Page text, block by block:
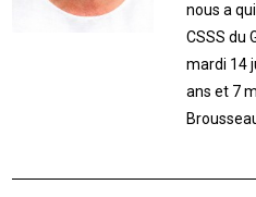
nous a
CSSS du
mardi 14
ans et 7